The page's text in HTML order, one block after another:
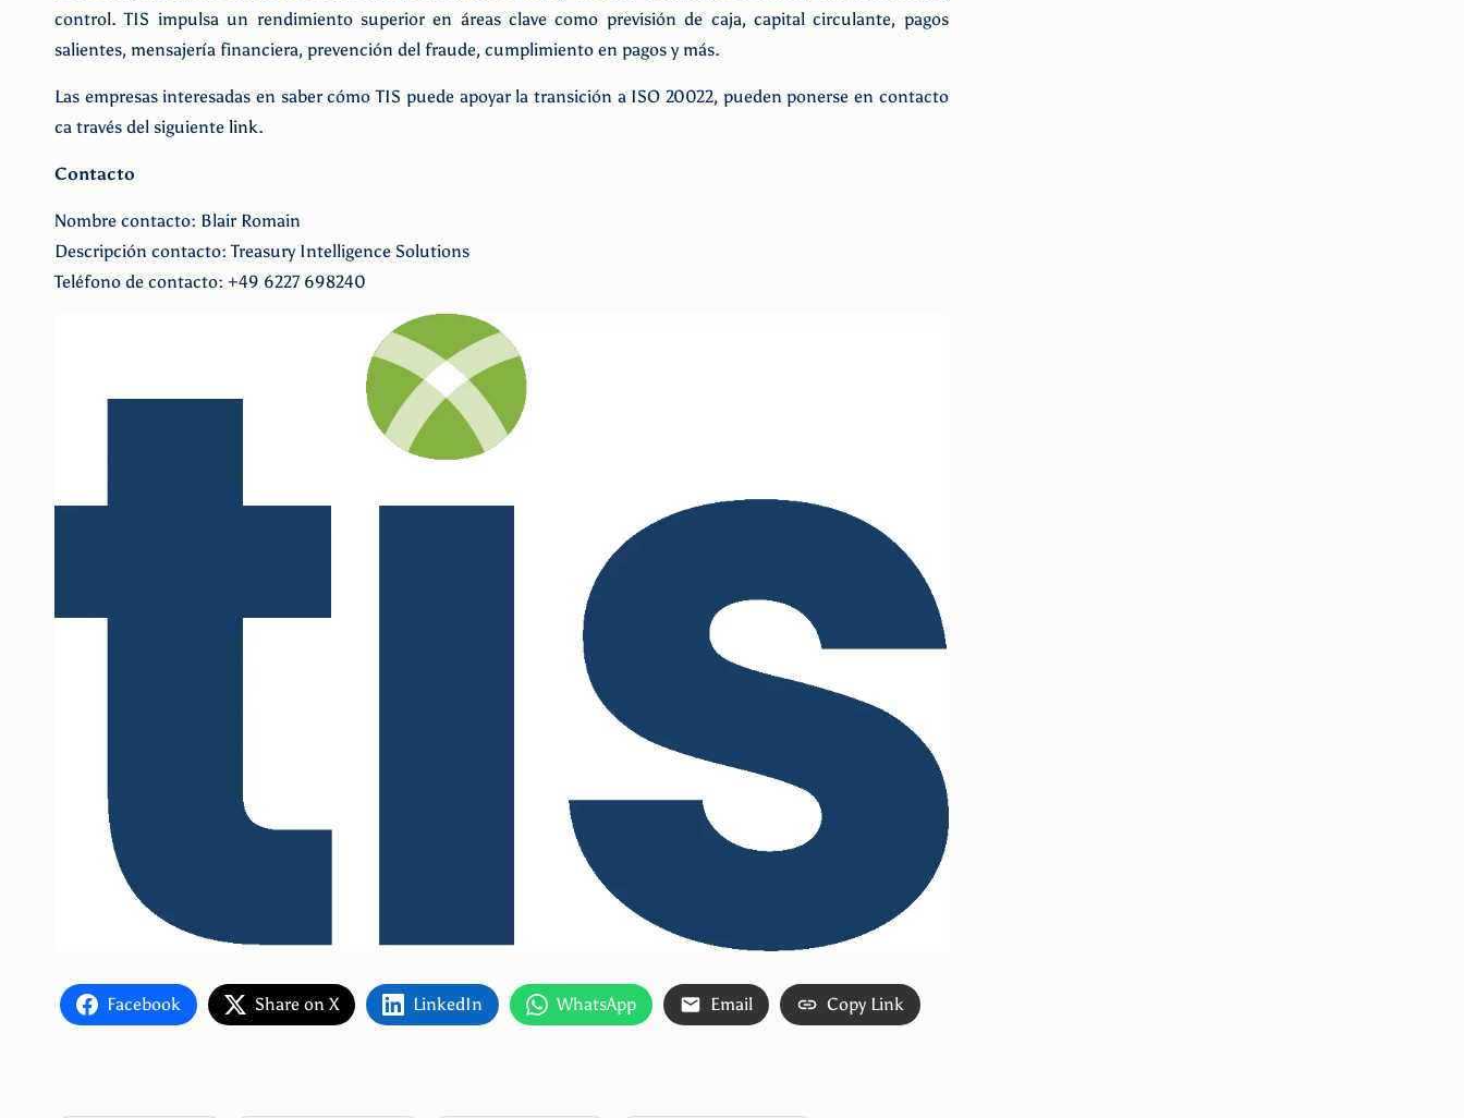
control. TIS impulsa un rendimiento superior en áreas clave como previsión de caja, capital circulante, pagos
salientes, mensajería financiera, prevención del fraude, cumplimiento en pagos y más.
Las empresas interesadas en saber cómo TIS puede apoyar la transición a ISO 20022, pueden ponerse en contacto
ca través del siguiente link.
Contacto
Nombre contacto: Blair Romain
Descripción contacto: Treasury Intelligence Solutions
Teléfono de contacto: +49 6227 698240
Facebook Share on X LinkedIn WhatsApp Email Copy Link